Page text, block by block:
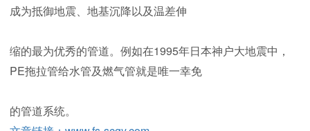
成为抵御地震、地基沉降以及温差伸
缩的最为优秀的管道。例如在1995年日本神户大地震中，
PE拖拉管给水管及燃气管就是唯一幸免
的管道系统。